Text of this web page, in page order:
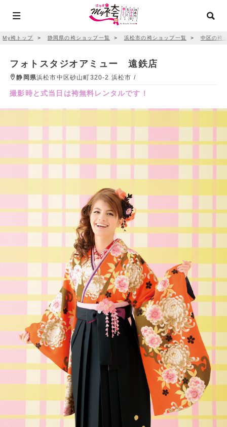
My袴トップ ＞ 静岡県の袴ショップ一覧 ＞ 浜松市の袴ショップ一覧 ＞ 中区の袴
フォトスタジオアミュー 遠鉄店
静岡県浜松市中区砂山町320-2 浜松市 /
撮影時と式当日は袴無料レンタルです！